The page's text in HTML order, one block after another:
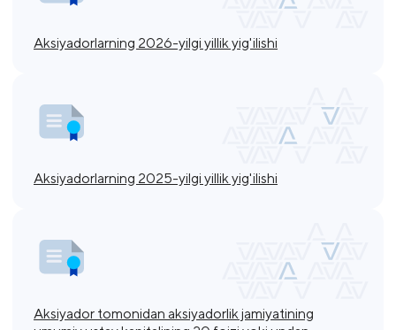
Aksiyadorlarning 2026-yilgi yillik yig'ilishi
Aksiyadorlarning 2025-yilgi yillik yig'ilishi
Aksiyador tomonidan aksiyadorlik jamiyatining